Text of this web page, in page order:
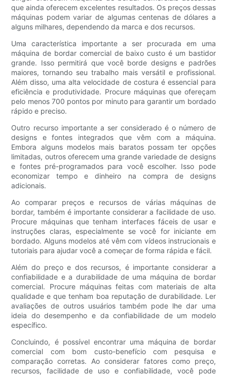
que ainda oferecem excelentes resultados. Os preços dessas
máquinas podem variar de algumas centenas de dólares a
alguns milhares, dependendo da marca e dos recursos.
Uma característica importante a ser procurada em uma
máquina de bordar comercial de baixo custo é um bastidor
grande. Isso permitirá que você borde designs e padrões
maiores, tornando seu trabalho mais versátil e profissional.
Além disso, uma alta velocidade de costura é essencial para
eficiência e produtividade. Procure máquinas que ofereçam
pelo menos 700 pontos por minuto para garantir um bordado
rápido e preciso.
Outro recurso importante a ser considerado é o número de
designs e fontes integrados que vêm com a máquina.
Embora alguns modelos mais baratos possam ter opções
limitadas, outros oferecem uma grande variedade de designs
e fontes pré-programados para você escolher. Isso pode
economizar tempo e dinheiro na compra de designs
adicionais.
Ao comparar preços e recursos de várias máquinas de
bordar, também é importante considerar a facilidade de uso.
Procure máquinas que tenham interfaces fáceis de usar e
instruções claras, especialmente se você for iniciante em
bordado. Alguns modelos até vêm com vídeos instrucionais e
tutoriais para ajudar você a começar de forma rápida e fácil.
Além do preço e dos recursos, é importante considerar a
confiabilidade e a durabilidade de uma máquina de bordar
comercial. Procure máquinas feitas com materiais de alta
qualidade e que tenham boa reputação de durabilidade. Ler
avaliações de outros usuários também pode lhe dar uma
ideia do desempenho e da confiabilidade de um modelo
específico.
Concluindo, é possível encontrar uma máquina de bordar
comercial com bom custo-benefício com pesquisa e
comparação corretas. Ao considerar fatores como preço,
recursos, facilidade de uso e confiabilidade, você pode